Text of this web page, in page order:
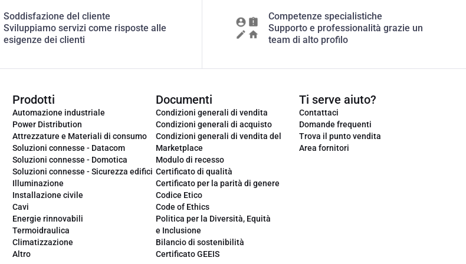
Soddisfazione del cliente
Sviluppiamo servizi come risposte alle
esigenze dei clienti
Competenze specialistiche
Supporto e professionalità grazie un
team di alto profilo
Prodotti
Automazione industriale
Power Distribution
Attrezzature e Materiali di consumo
Soluzioni connesse - Datacom
Soluzioni connesse - Domotica
Soluzioni connesse - Sicurezza edifici
Illuminazione
Installazione civile
Cavi
Energie rinnovabili
Termoidraulica
Climatizzazione
Altro
Documenti
Condizioni generali di vendita
Condizioni generali di acquisto
Condizioni generali di vendita del
Marketplace
Modulo di recesso
Certificato di qualità
Certificato per la parità di genere
Codice Etico
Code of Ethics
Politica per la Diversità, Equità
e Inclusione
Bilancio di sostenibilità
Certificato GEEIS
Ti serve aiuto?
Contattaci
Domande frequenti
Trova il punto vendita
Area fornitori